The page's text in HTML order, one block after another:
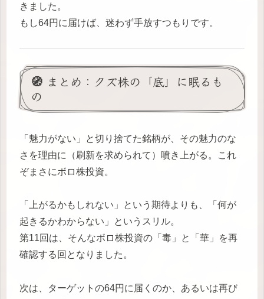
きました。
もし64円に届けば、迷わず手放すつもりです。
🧭 まとめ：クズ株の「底」に眠るも
の
「魅力がない」と切り捨てた銘柄が、その魅力のな
さを理由に（刷新を求められて）噴き上がる。これ
ぞまさにボロ株投資。
「上がるかもしれない」という期待よりも、「何が
起きるかわからない」というスリル。
第11回は、そんなボロ株投資の「毒」と「華」を再
確認する回となりました。
次は、ターゲットの64円に届くのか、あるいは再び